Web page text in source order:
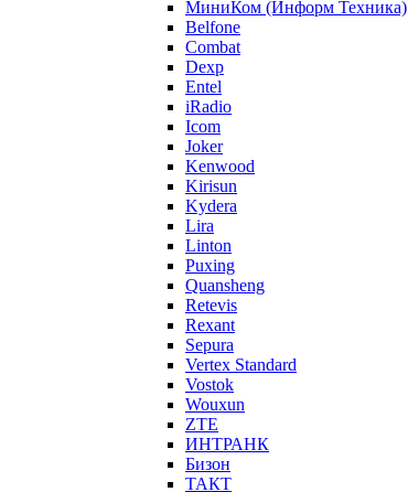
МиниКом (Информ Техника)
Belfone
Combat
Dexp
Entel
iRadio
Icom
Joker
Kenwood
Kirisun
Kydera
Lira
Linton
Puxing
Quansheng
Retevis
Rexant
Sepura
Vertex Standard
Vostok
Wouxun
ZTE
ИНТРАНК
Бизон
ТАКТ